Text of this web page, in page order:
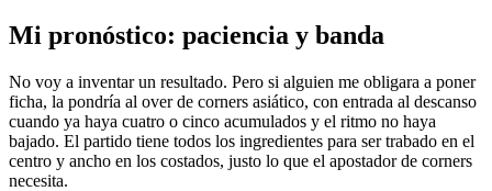
Mi pronóstico: paciencia y banda
No voy a inventar un resultado. Pero si alguien me obligara a poner
ficha, la pondría al over de corners asiático, con entrada al descanso
cuando ya haya cuatro o cinco acumulados y el ritmo no haya
bajado. El partido tiene todos los ingredientes para ser trabado en el
centro y ancho en los costados, justo lo que el apostador de corners
necesita.